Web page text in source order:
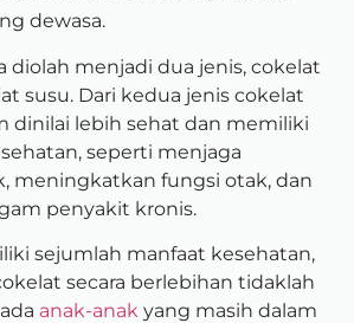
dewasa.
diolah menjadi dua jenis, cokelat
susu. Dari kedua jenis cokelat
dinilai lebih sehat dan memiliki
seperti menjaga
meningkatkan fungsi otak, dan
penyakit kronis.
sejumlah manfaat kesehatan,
secara berlebihan tidaklah
anak-anak yang masih dalam